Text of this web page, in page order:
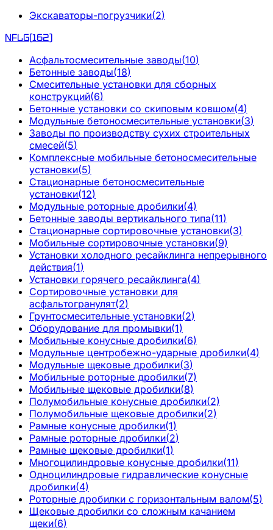
Экскаваторы-погрузчики(2)
NFLG(162)
Асфальтосмесительные заводы(10)
Бетонные заводы(18)
Смесительные установки для сборных
конструкций(6)
Бетонные установки со скиповым ковшом(4)
Модульные бетоносмесительные установки(3)
Заводы по производству сухих строительных
смесей(5)
Комплексные мобильные бетоносмесительные
установки(5)
Стационарные бетоносмесительные
установки(12)
Модульные роторные дробилки(4)
Бетонные заводы вертикального типа(11)
Стационарные сортировочные установки(3)
Мобильные сортировочные установки(9)
Установки холодного ресайклинга непрерывного
действия(1)
Установки горячего ресайклинга(4)
Сортировочные установки для
асфальтогранулят(2)
Грунтосмесительные установки(2)
Оборудование для промывки(1)
Мобильные конусные дробилки(6)
Модульные центробежно-ударные дробилки(4)
Модульные щековые дробилки(3)
Мобильные роторные дробилки(7)
Мобильные щековые дробилки(8)
Полумобильные конусные дробилки(2)
Полумобильные щековые дробилки(2)
Рамные конусные дробилки(1)
Рамные роторные дробилки(2)
Рамные щековые дробилки(1)
Многоцилиндровые конусные дробилки(11)
Одноцилиндровые гидравлические конусные
дробилки(4)
Роторные дробилки с горизонтальным валом(5)
Щековые дробилки со сложным качанием
щеки(6)